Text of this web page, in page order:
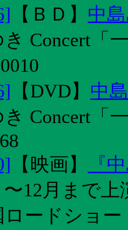
【 ＢＤ 】 中
き Concert
【DVD】 中
き Concert
【 映画】
『
〜12月まで
ードショー